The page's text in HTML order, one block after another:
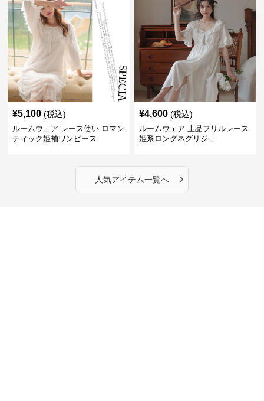
¥5,100 (税込)
ルームウェア レース使い ロマン
ティック姫袖ワンピース
¥4,600 (税込)
ルームウェア 上品フリルレース
姫系ロングネグリジェ
人気アイテム一覧へ ›